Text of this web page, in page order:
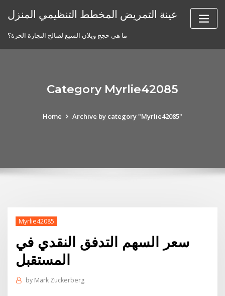
عينة التمريض المخطط التنظيمي المنزل
ما هي حجج ويلان السبع لصالح التجارة الحرة؟
Category Myrlie42085
Home Archive by category "Myrlie42085"
Myrlie42085
سعر السهم التدفق النقدي في
المستقبل
by Mark Zuckerberg